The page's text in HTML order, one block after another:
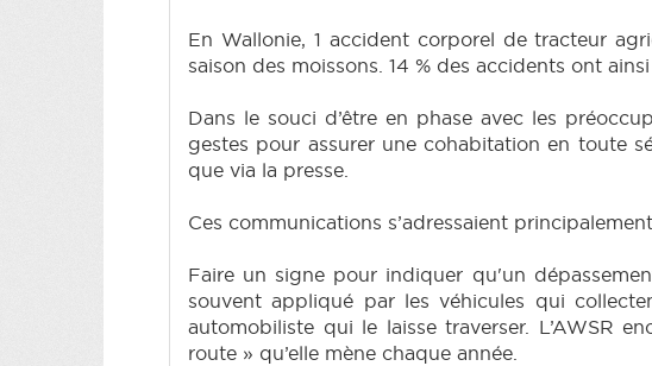
En Wallonie, 1 accident corporel de tracteur
saison des moissons. 14 % des accidents ont
Dans le souci d’être en phase avec les
gestes pour assurer une cohabitation en toute
que via la presse.
Ces communications s’adressaient
Faire un signe pour indiquer qu'un
souvent appliqué par les véhicules qui
automobiliste qui le laisse traverser. L’AWSR
route » qu’elle mène chaque année.